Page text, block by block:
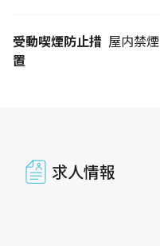
受動喫煙防止措
置
屋内禁煙
求人情報